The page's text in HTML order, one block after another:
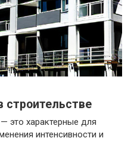
строительстве
это характерные для
интенсивности и